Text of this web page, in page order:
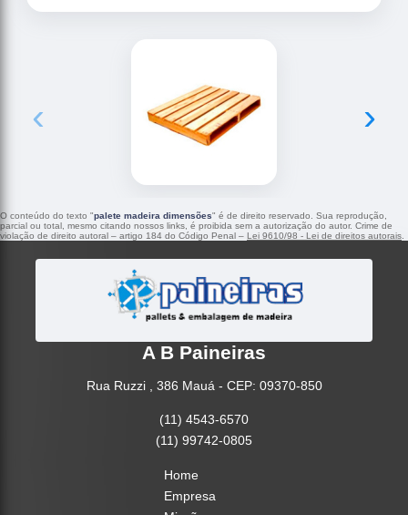
‹ ›
O conteúdo do texto "palete madeira dimensões" é de direito reservado. Sua reprodução,
parcial ou total, mesmo citando nossos links, é proibida sem a autorização do autor. Crime de
violação de direito autoral – artigo 184 do Código Penal – Lei 9610/98 - Lei de direitos autorais.
A B Paineiras
Rua Ruzzi , 386 Mauá - CEP: 09370-850
(11) 4543-6570
(11) 99742-0805
Home
Empresa